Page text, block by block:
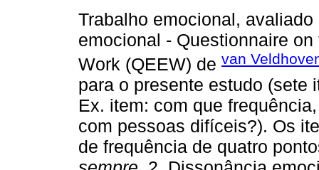
Trabalho emocional,
emocional - Questionnaire
Work (QEEW) de van
para o presente estudo (sete
Ex. item: com que
com pessoas difíceis?). Os
de frequência de quatro